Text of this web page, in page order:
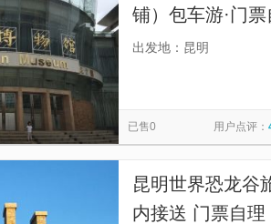
铺）包车游·门
行程专属定制·
出发地：昆明
已售0 用户点评：
昆明世界恐龙谷
内接送 门票自理